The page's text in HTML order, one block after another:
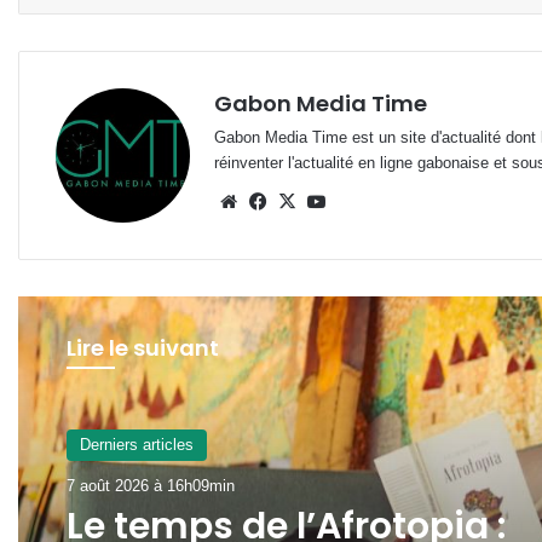
Gabon Media Time
Gabon Media Time est un site d'actualité
réinventer l'actualité en ligne gabonaise et
WebsiteFacebook
X
Lire le suivant
Derniers articles
7 août 2026 à 16h09min
Derniers articles
7 août 2026 à 13h16min
Gabon : la SOGADA